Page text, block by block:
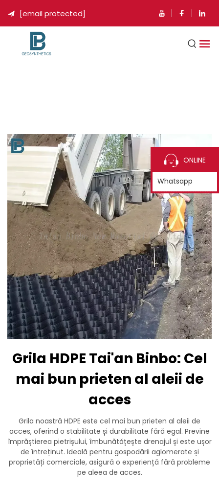
 [email protected]
Grila HDPE Tai'an Binbo: Cel
mai bun prieten al aleii de
acces
Grila noastră HDPE este cel mai bun prieten al aleii de
acces, oferind o stabilitate și durabilitate fără egal. Previne
împrăștierea pietrișului, îmbunătățește drenajul și este ușor
de întreținut. Ideală pentru gospodării aglomerate și
proprietăți comerciale, asigură o experiență fără probleme
pe aleea de acces.
ONLINE
Whatsapp